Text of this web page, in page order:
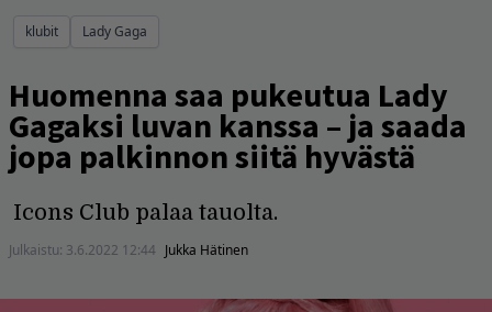
klubit Lady Gaga
Huomenna saa pukeutua Lady
Gagaksi luvan kanssa – ja saada
jopa palkinnon siitä hyvästä
Icons Club palaa tauolta.
Julkaistu: 3.6.2022 12:44 Jukka Hätinen